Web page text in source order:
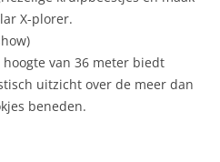
X-plorer.
hoogte van 36 meter biedt
uitzicht over de meer dan
beneden.